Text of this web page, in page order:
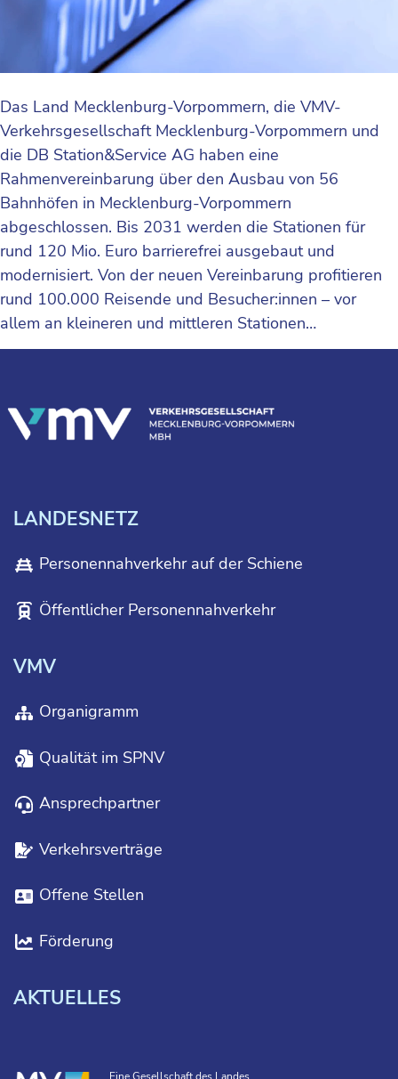
Das Land Mecklenburg-Vorpommern, die VMV-
Verkehrsgesellschaft Mecklenburg-Vorpommern und
die DB Station&Service AG haben eine
Rahmenvereinbarung über den Ausbau von 56
Bahnhöfen in Mecklenburg-Vorpommern
abgeschlossen. Bis 2031 werden die Stationen für
rund 120 Mio. Euro barrierefrei ausgebaut und
modernisiert. Von der neuen Vereinbarung profitieren
rund 100.000 Reisende und Besucher:innen – vor
allem an kleineren und mittleren Stationen…
LANDESNETZ
Personennahverkehr auf der Schiene
Öffentlicher Personennahverkehr
VMV
Organigramm
Qualität im SPNV
Ansprechpartner
Verkehrsverträge
Offene Stellen
Förderung
AKTUELLES